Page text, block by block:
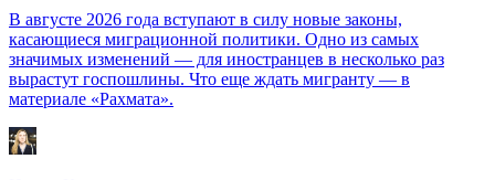
В августе 2026 года вступают в силу новые законы,
касающиеся миграционной политики. Одно из самых
значимых изменений — для иностранцев в несколько раз
вырастут госпошлины. Что еще ждать мигранту — в
материале «Рахмата».